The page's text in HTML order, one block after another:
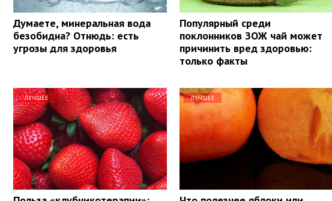
Думаете, минеральная вода
безобидна? Отнюдь: есть
угрозы для здоровья
Популярный среди
поклонников ЗОЖ чай может
причинить вред здоровью:
только факты
ЛУЧШЕЕ ЛУЧШЕЕ